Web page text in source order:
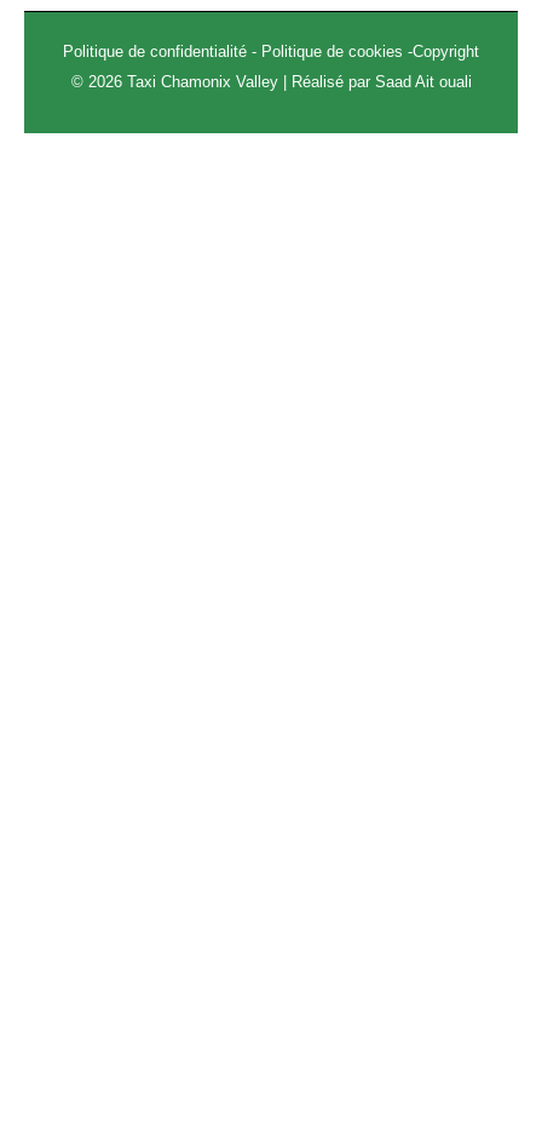
Politique de confidentialité - Politique de cookies -Copyright
© 2026 Taxi Chamonix Valley | Réalisé par Saad Ait ouali